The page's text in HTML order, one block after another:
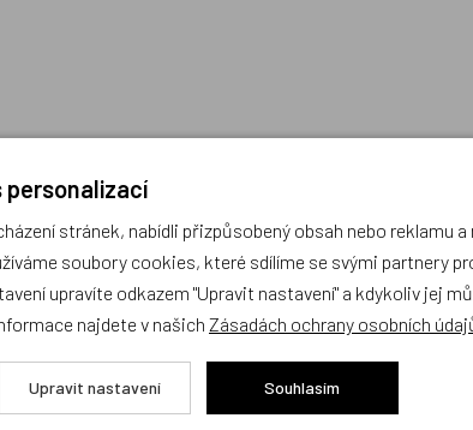
s největším
školních
v Praze a
prodejně v Libni máme
Kvalita
místě
Prodáváme jen
koupili i našim
Sortiment, který
kvalitu, do
personalizací
stránek, nabídli přizpůsobený obsah nebo reklamu
soubory cookies, které sdílíme se svými partnery
upravíte odkazem "Upravit nastavení" a kdykoliv jej
najdete v našich Zásadách ochrany osobních
Upravit nastavení Souhlasím